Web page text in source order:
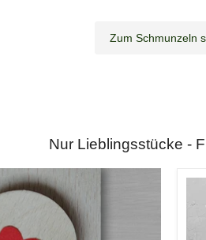
Zum Schmunzeln
Nur Lieblingsstücke -